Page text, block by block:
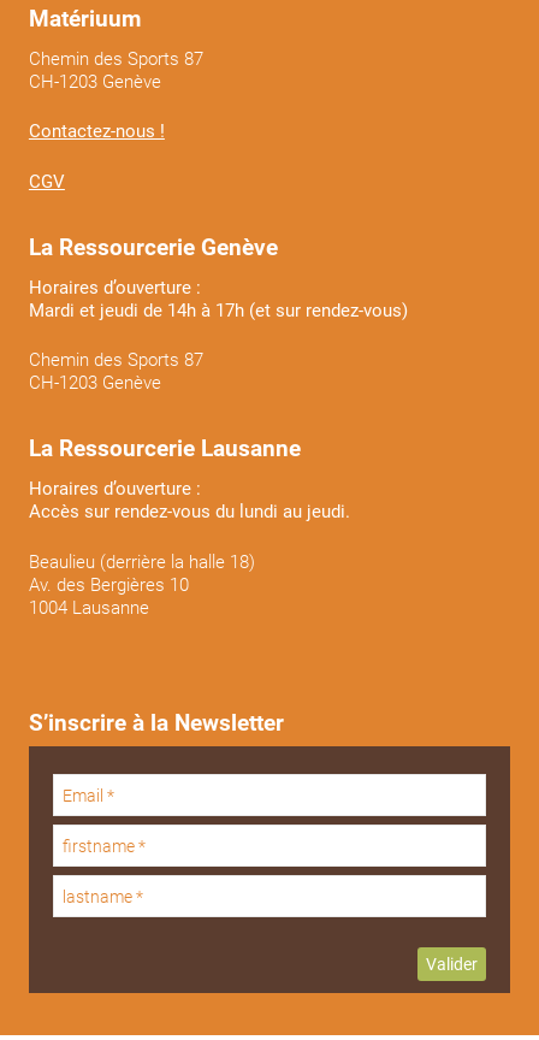
Matériuum
Chemin des Sports 87
CH-1203 Genève
Contactez-nous !
CGV
La Ressourcerie Genève
Horaires d’ouverture :
Mardi et jeudi de 14h à 17h (et sur rendez-vous)
Chemin des Sports 87
CH-1203 Genève
La Ressourcerie Lausanne
Horaires d’ouverture :
Accès sur rendez-vous du lundi au jeudi.
Beaulieu (derrière la halle 18)
Av. des Bergières 10
1004 Lausanne
S’inscrire à la Newsletter